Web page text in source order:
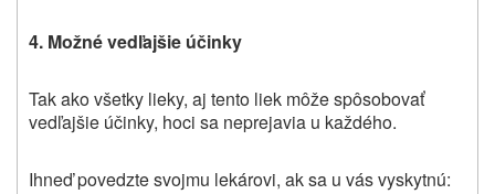
4. Možné vedľajšie účinky
Tak ako všetky lieky, aj tento liek môže spôsobovať
vedľajšie účinky, hoci sa neprejavia u každého.
Ihneď povedzte svojmu lekárovi, ak sa u vás vyskytnú: